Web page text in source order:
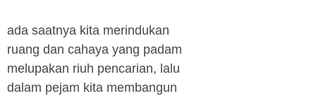
ada saatnya kita merindukan
ruang dan cahaya yang padam
melupakan riuh pencarian, lalu
dalam pejam kita membangun